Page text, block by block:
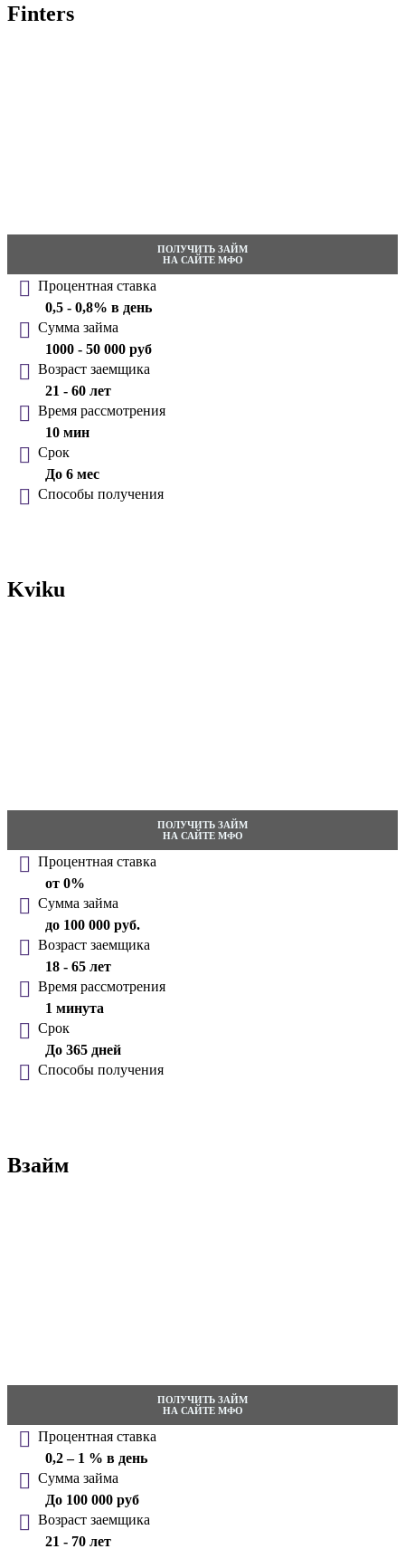
Finters
ПОЛУЧИТЬ ЗАЙМ
НА САЙТЕ МФО
Процентная ставка
0,5 - 0,8% в день
Сумма займа
1000 - 50 000 руб
Возраст заемщика
21 - 60 лет
Время рассмотрения
10 мин
Срок
До 6 мес
Способы получения
Kviku
ПОЛУЧИТЬ ЗАЙМ
НА САЙТЕ МФО
Процентная ставка
от 0%
Сумма займа
до 100 000 руб.
Возраст заемщика
18 - 65 лет
Время рассмотрения
1 минута
Срок
До 365 дней
Способы получения
Взайм
ПОЛУЧИТЬ ЗАЙМ
НА САЙТЕ МФО
Процентная ставка
0,2 – 1 % в день
Сумма займа
До 100 000 руб
Возраст заемщика
21 - 70 лет